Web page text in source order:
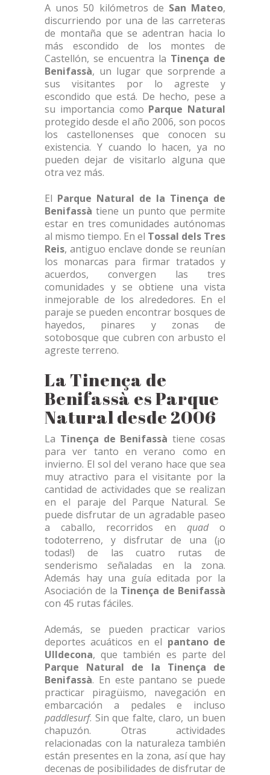
A unos 50 kilómetros de San Mateo,
discurriendo por una de las carreteras
de montaña que se adentran hacia lo
más escondido de los montes de
Castellón, se encuentra la Tinença de
Benifassà, un lugar que sorprende a
sus visitantes por lo agreste y
escondido que está. De hecho, pese a
su importancia como Parque Natural
protegido desde el año 2006, son pocos
los castellonenses que conocen su
existencia. Y cuando lo hacen, ya no
pueden dejar de visitarlo alguna que
otra vez más.
El Parque Natural de la Tinença de
Benifassà tiene un punto que permite
estar en tres comunidades autónomas
al mismo tiempo. En el Tossal dels Tres
Reis, antiguo enclave donde se reunían
los monarcas para firmar tratados y
acuerdos, convergen las tres
comunidades y se obtiene una vista
inmejorable de los alrededores. En el
paraje se pueden encontrar bosques de
hayedos, pinares y zonas de
sotobosque que cubren con arbusto el
agreste terreno.
La Tinença de
Benifassà es Parque
Natural desde 2006
La Tinença de Benifassà tiene cosas
para ver tanto en verano como en
invierno. El sol del verano hace que sea
muy atractivo para el visitante por la
cantidad de actividades que se realizan
en el paraje del Parque Natural. Se
puede disfrutar de un agradable paseo
a caballo, recorridos en quado
todoterreno, y disfrutar de una (¡o
todas!) de las cuatro rutas de
senderismo señaladas en la zona.
Además hay una guía editada por la
Asociación de la Tinença de Benifassà
con 45 rutas fáciles.
Además, se pueden practicar varios
deportes acuáticos en el pantano de
Ulldecona, que también es parte del
Parque Natural de la Tinença de
Benifassà. En este pantano se puede
practicar piragüismo, navegación en
embarcación a pedales e incluso
paddlesurf. Sin que falte, claro, un buen
chapuzón. Otras actividades
relacionadas con la naturaleza también
están presentes en la zona, así que hay
decenas de posibilidades de disfrutar de